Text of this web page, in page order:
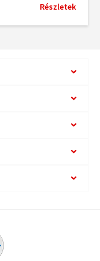
Részletek